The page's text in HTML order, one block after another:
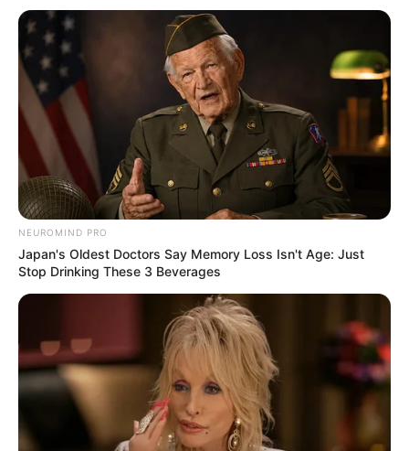
NEUROMIND PRO
Japan's Oldest Doctors Say Memory Loss Isn't Age: Just
Stop Drinking These 3 Beverages